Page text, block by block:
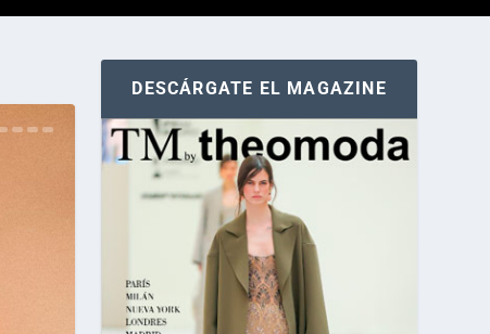
DESCÁRGATE EL MAGAZINE